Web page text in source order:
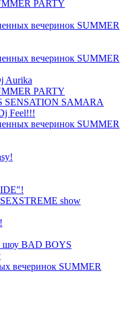
PARTY
вечеринок SUMMER
вечеринок SUMMER
Aurika
PARTY
SENSATION SAMARA
Feel!!!
вечеринок SUMMER
show
шоу BAD BOYS
вечеринок SUMMER